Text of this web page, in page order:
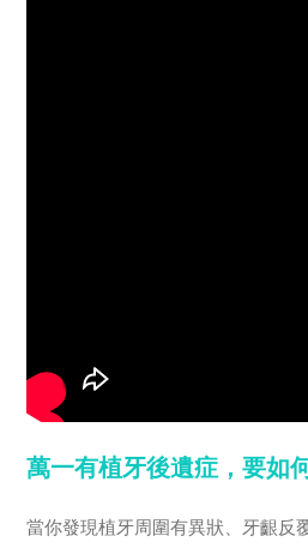
萬一有植牙後遺症，要如
當你發現植牙周圍有異狀、牙齦反